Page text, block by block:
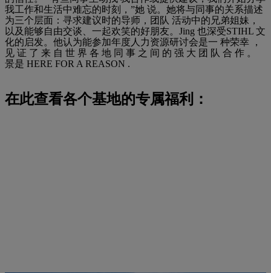
我工作和生活中难忘的时刻，”她 说。她将与同事的关系描述
为三个层面：寻求建议时的导师，团队 活动中的兄弟姐妹，
以及能够自由交谈、一起欢笑的好朋友。Jing 也深受STIHL 文
化的启发。他认为能参加年度人力资源研讨会是一 种荣幸 ，
见 证 了 来 自 世 界 各 地 同 事 之 间 的 强 大 团 队 合 作 。
景是 HERE FOR A REASON .
在此查看各个基地的专属福利：